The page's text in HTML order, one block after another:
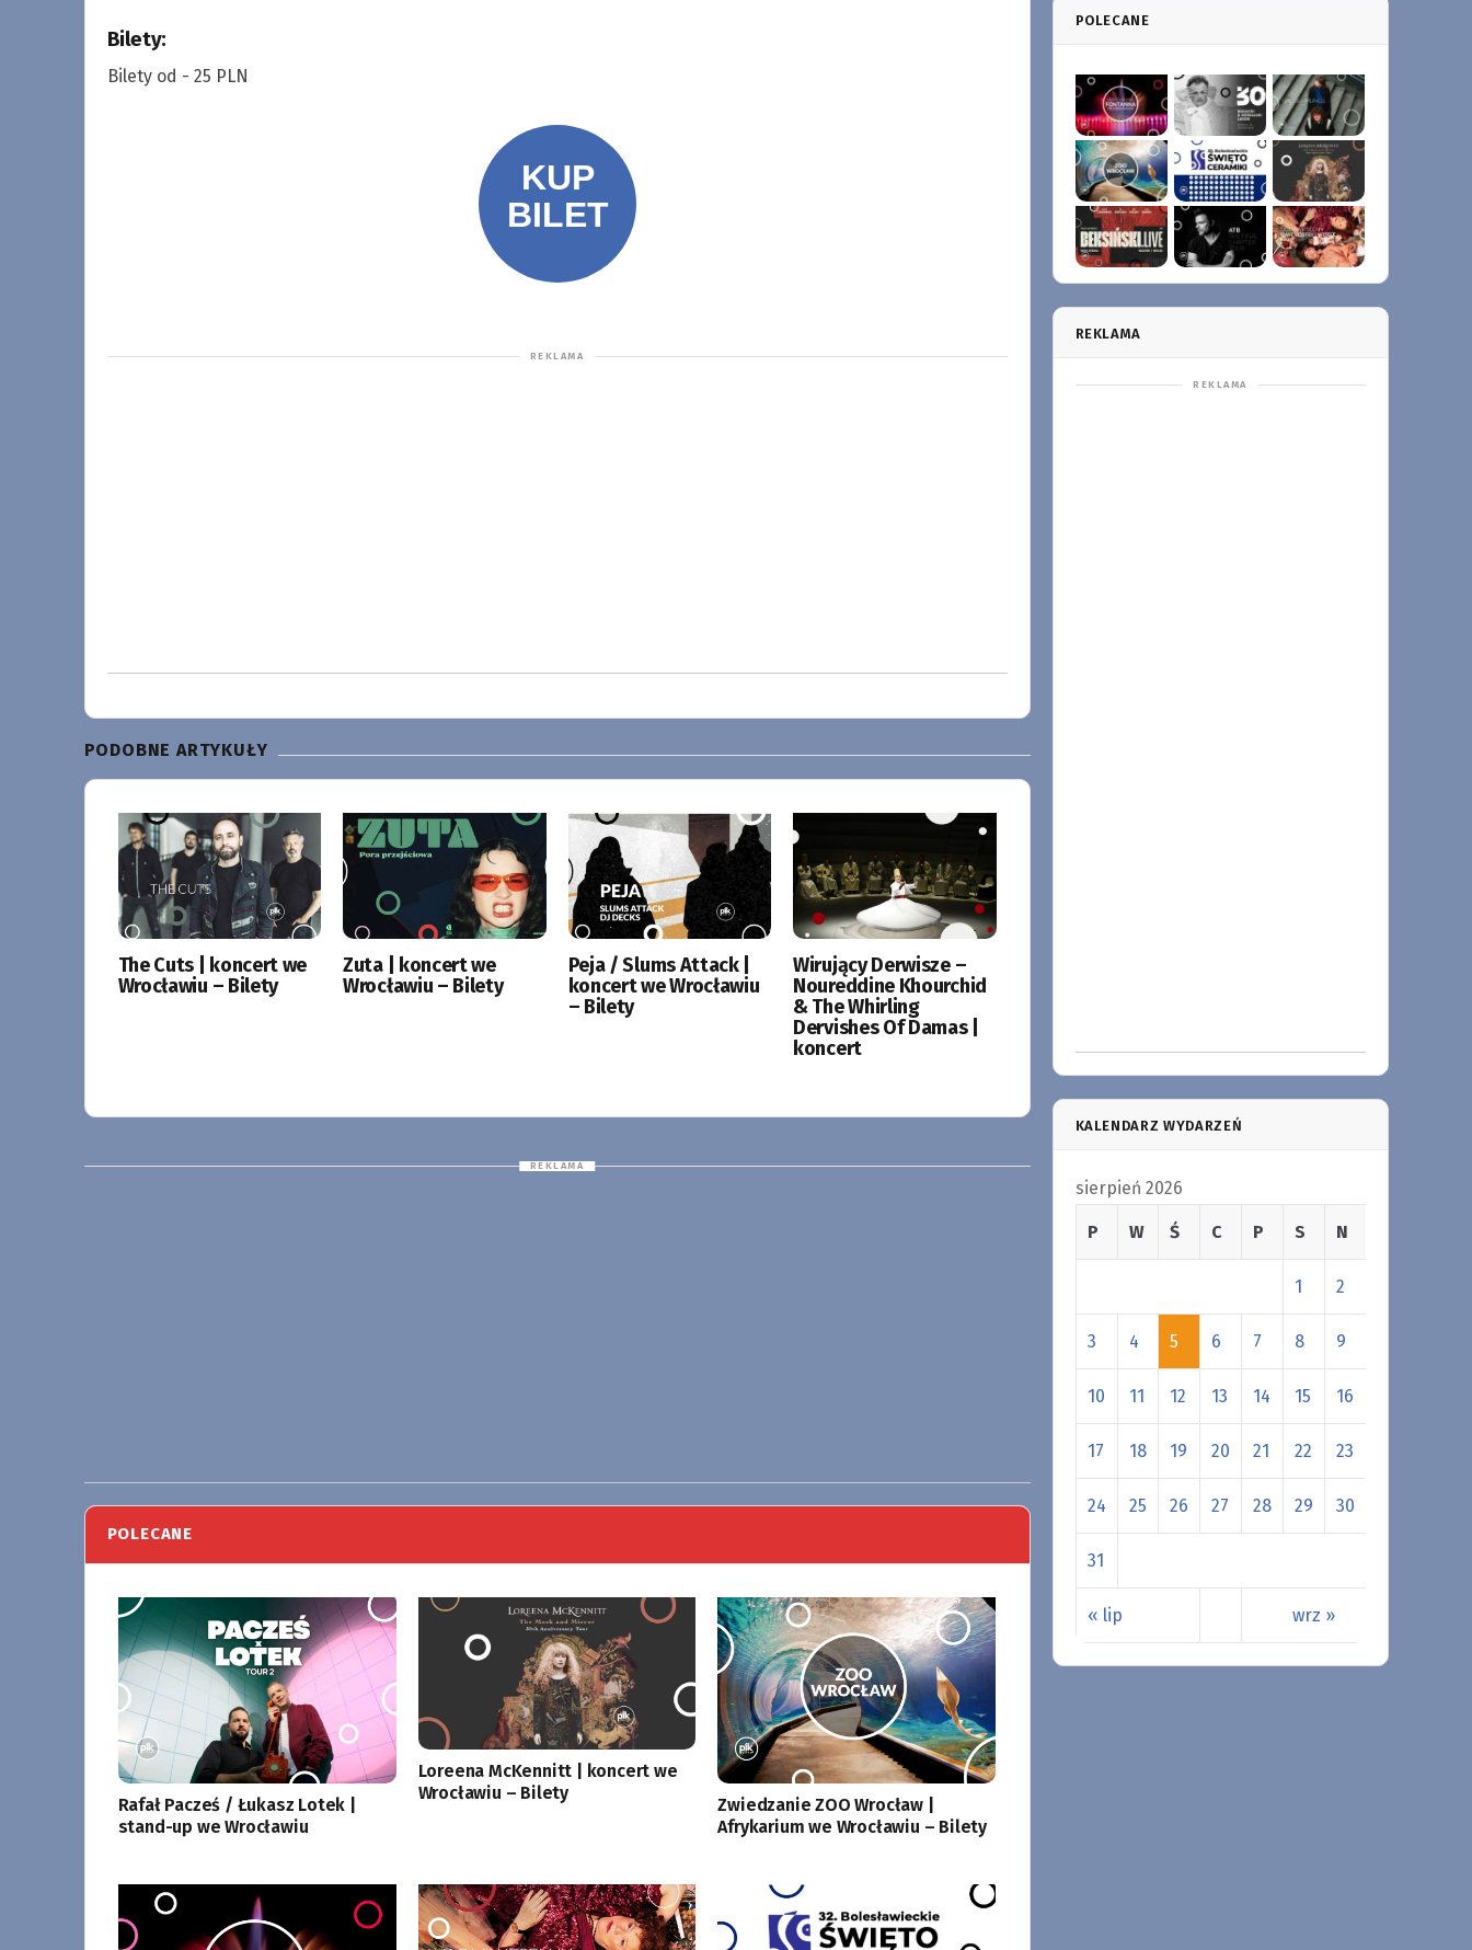
Bilety:
Bilety od - 25 PLN
PODOBNE ARTYKUŁY
The Cuts | koncert we
Wrocławiu – Bilety
Zuta | koncert we
Wrocławiu – Bilety
Peja / Slums Attack |
koncert we Wrocławiu
– Bilety
Wirujący Derwisze –
Noureddine Khourchid
& The Whirling
Dervishes Of Damas |
koncert
POLECANE
Rafał Pacześ / Łukasz Lotek |
stand-up we Wrocławiu
Loreena McKennitt | koncert we
Wrocławiu – Bilety
Zwiedzanie ZOO Wrocław |
Afrykarium we Wrocławiu – Bilety
POLECANE
REKLAMA
KALENDARZ WYDARZEŃ
sierpień 2026
P W Ś C P S N
« lip wrz »
1 2
3 4 5 6 7 8 9
10 11 12 13 14 15 16
17 18 19 20 21 22 23
24 25 26 27 28 29 30
31